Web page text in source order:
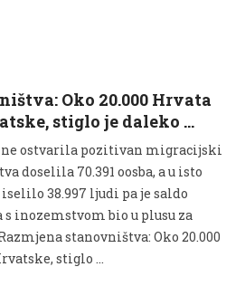
Oko 20.000 Hrvata
stiglo je daleko …
ostvarila pozitivan migracijski
doselila 70.391 oosba, a u isto
38.997 ljudi pa je saldo
inozemstvom bio u plusu za
stanovništva: Oko 20.000
stiglo …